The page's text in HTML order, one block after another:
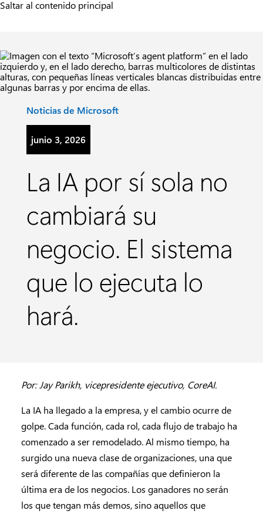
Saltar al contenido principal
Categoría:
Noticias de Microsoft
junio 3, 2026
La IA por sí sola no
cambiará su
negocio. El sistema
que lo ejecuta lo
hará.
Por: Jay Parikh, vicepresidente ejecutivo, CoreAI.
La IA ha llegado a la empresa, y el cambio ocurre de
golpe. Cada función, cada rol, cada flujo de trabajo ha
comenzado a ser remodelado. Al mismo tiempo, ha
surgido una nueva clase de organizaciones, una que
será diferente de las compañías que definieron la
última era de los negocios. Los ganadores no serán
los que tengan más demos, sino aquellos que